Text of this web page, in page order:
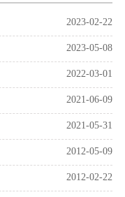
2023-02-22
2023-05-08
2022-03-01
2021-06-09
2021-05-31
2012-05-09
2012-02-22